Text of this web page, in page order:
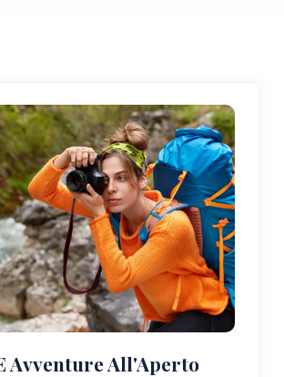
Avventure All'Aperto